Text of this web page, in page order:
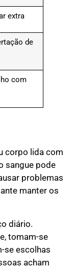
extra
de
com
corpo lida com
sangue pode
problemas
manter os
diário.
tomam-se
se escolhas
acham